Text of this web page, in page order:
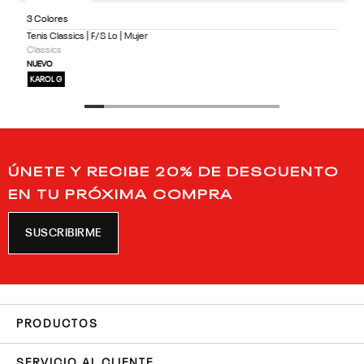
3 Colores
Tenis Classics | F/S Lo | Mujer
Classics
NUEVO
KAROL G
ÚNETE Y RECIBE 20% DE DESCUENTO
EN TU PRÓXIMA COMPRA
SUSCRIBIRME
PRODUCTOS